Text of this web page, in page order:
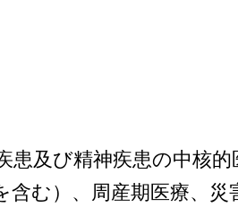
患及び精神疾患の中核的
む）、周産期医療、災